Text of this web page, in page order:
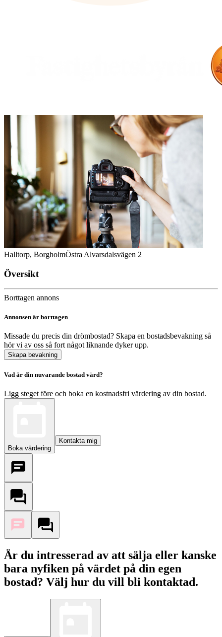
Halltorp, BorgholmÖstra Alvarsdalsvägen 2
Översikt
Borttagen annons
Annonsen är borttagen
Missade du precis din drömbostad? Skapa en bostadsbevakning så
hör vi av oss så fort något liknande dyker upp.
Skapa bevakning
Vad är din nuvarande bostad värd?
Ligg steget före och boka en kostnadsfri värdering av din bostad.
Boka värdering
Kontakta mig
Är du intresserad av att sälja eller kanske
bara nyfiken på värdet på din egen
bostad? Välj hur du vill bli kontaktad.